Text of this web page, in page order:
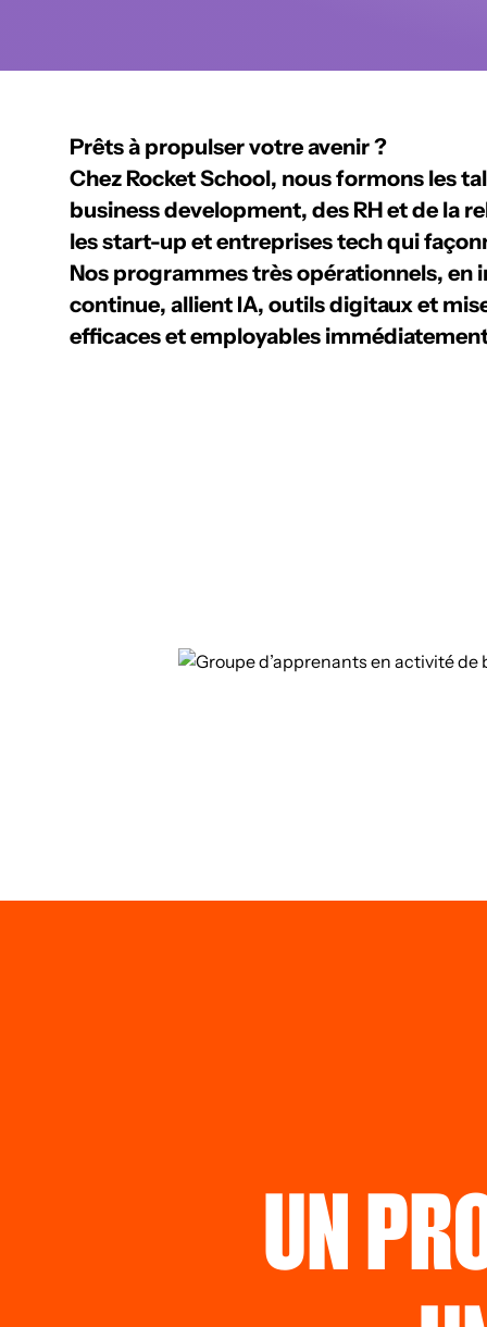
Prêts à propulser votre avenir ?
Chez Rocket School, nous formons les
business development, des RH et de la
lesstart-up et entreprises techqui
Nos programmes très opérationnels, en
continue, allient IA, outils digitaux et
efficaces et employables
UN